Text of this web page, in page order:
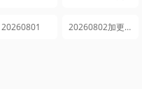
20260801 20260802加更版